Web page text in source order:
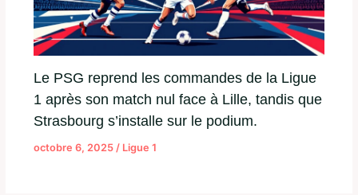
Le PSG reprend les commandes de la Ligue
1 après son match nul face à Lille, tandis que
Strasbourg s’installe sur le podium.
octobre 6, 2025 / Ligue 1